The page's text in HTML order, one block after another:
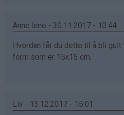
Anne lene - 30.11.2017 - 10:44
Hvordan får du dette til å bli gult
form som er 15x15 cm.
Liv - 13.12.2017 - 15:01